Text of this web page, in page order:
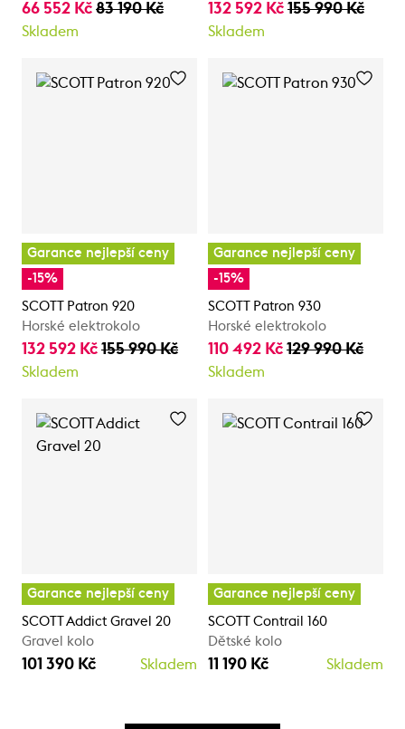
66 552 Kč 83 190 Kč
Skladem
132 592 Kč 155 990 Kč
Skladem
Garance nejlepší ceny
-15%
SCOTT Patron 920
Horské elektrokolo
132 592 Kč 155 990 Kč
Skladem
Garance nejlepší ceny
-15%
SCOTT Patron 930
Horské elektrokolo
110 492 Kč 129 990 Kč
Skladem
Garance nejlepší ceny
SCOTT Addict Gravel 20
Gravel kolo
101 390 Kč Skladem
Garance nejlepší ceny
SCOTT Contrail 160
Dětské kolo
11 190 Kč Skladem